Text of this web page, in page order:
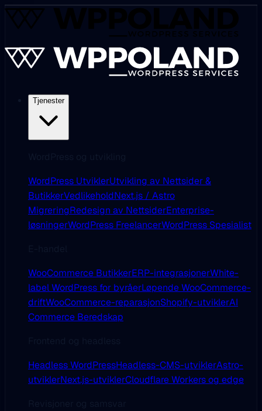
Tjenester
WordPress UtviklerUtvikling av Nettsider &
ButikkerVedlikeholdNext.js / Astro
MigreringRedesign av NettsiderEnterprise-
løsningerWordPress FreelancerWordPress Spesialist
WooCommerce ButikkerERP-integrasjonerWhite-
label WordPress for byråerLøpende WooCommerce-
driftWooCommerce-reparasjonShopify-utviklerAI
Commerce Beredskap
Headless WordPressHeadless-CMS-utviklerAstro-
utviklerNext.js-utviklerCloudflare Workers og edge